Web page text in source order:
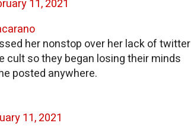
11, 2021
her nonstop over her lack of twitter
cult so they began losing their minds
posted anywhere.
11, 2021